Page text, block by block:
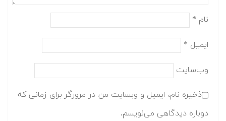
نام *
ایمیل *
وب‌سایت
ذخیره نام، ایمیل و وبسایت من در مرورگر برای زمانی که
دوباره دیدگاهی می‌نویسم.